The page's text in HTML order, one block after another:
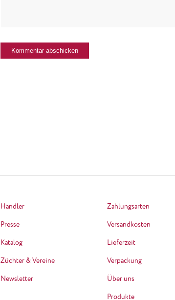
Händler
Presse
Katalog
Züchter & Vereine
Newsletter
Zahlungsarten
Versandkosten
Lieferzeit
Verpackung
Über uns
Produkte